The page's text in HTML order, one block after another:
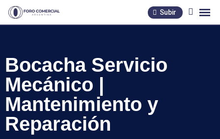
Skip
Subir
Bocacha Servicio
Mecánico |
Mantenimiento y
Reparación